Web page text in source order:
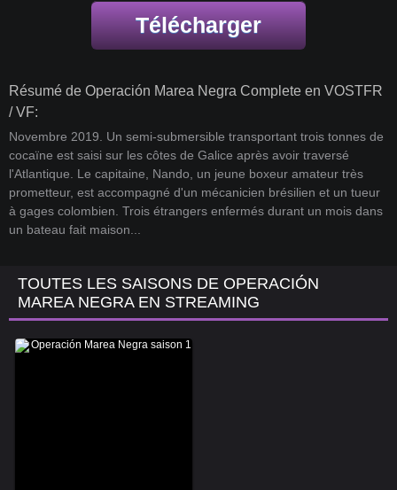
Télécharger
Résumé de Operación Marea Negra Complete en VOSTFR
/ VF:
Novembre 2019. Un semi-submersible transportant trois tonnes de
cocaïne est saisi sur les côtes de Galice après avoir traversé
l'Atlantique. Le capitaine, Nando, un jeune boxeur amateur très
prometteur, est accompagné d'un mécanicien brésilien et un tueur
à gages colombien. Trois étrangers enfermés durant un mois dans
un bateau fait maison...
TOUTES LES SAISONS DE OPERACIÓN
MAREA NEGRA EN STREAMING